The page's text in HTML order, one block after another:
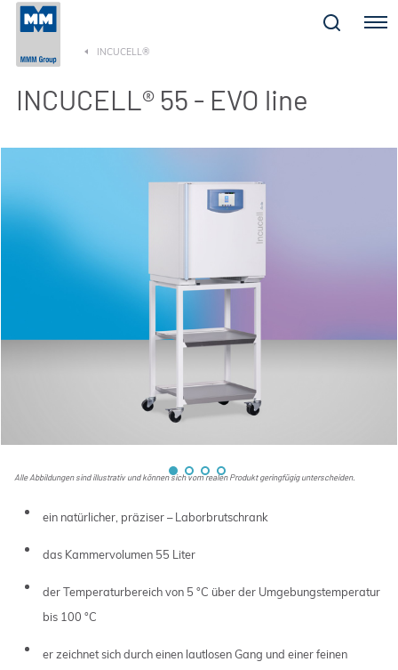
Menu
INCUCELL®
INCUCELL® 55 - EVO line
Alle Abbildungen sind illustrativ und können sich vom realen Produkt geringfügig unterscheiden.
ein natürlicher, präziser – Laborbrutschrank
das Kammervolumen 55 Liter
der Temperaturbereich von 5 °C über der Umgebungstemperatur
bis 100 °C
er zeichnet sich durch einen lautlosen Gang und einer feinen